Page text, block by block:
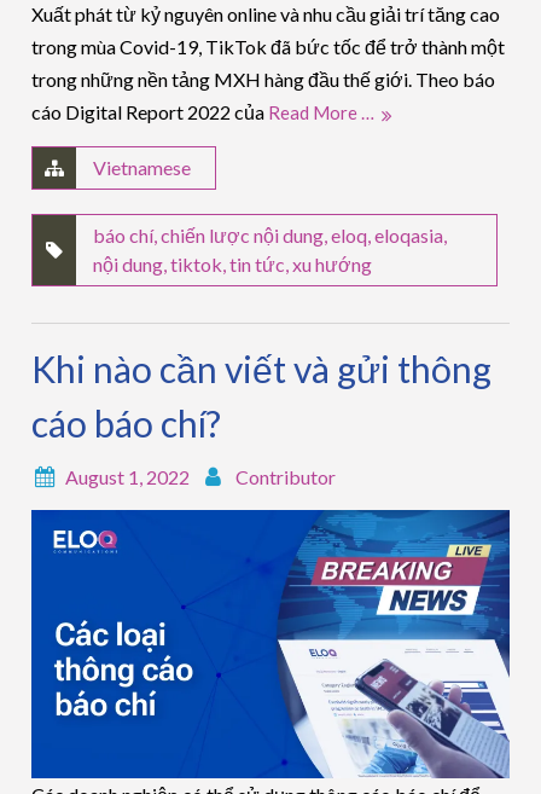
Xuất phát từ kỷ nguyên online và nhu cầu giải trí tăng cao
trong mùa Covid-19, TikTok đã bức tốc để trở thành một
trong những nền tảng MXH hàng đầu thế giới. Theo báo
cáo Digital Report 2022 của Read More …
Vietnamese
báo chí,chiến lược nội dung ,eloq ,eloqasia
nội dung ,tiktok ,tin tức ,xu hướng
Khi nào cần viết và gửi thông
cáo báo chí?
August 1, 2022 Contributor